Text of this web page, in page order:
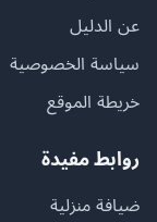
عن الدليل
سياسة الخصوصية
خريطة الموقع
روابط مفيدة
ضيافة منزلية